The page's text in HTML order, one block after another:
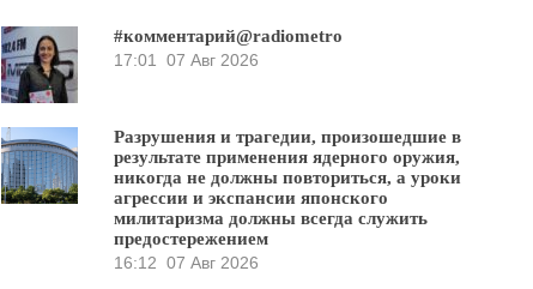
#комментарий@radiometro
17:01
07 Авг 2026
Разрушения и трагедии, произошедшие в
результате применения ядерного оружия,
никогда не должны повториться, а уроки
агрессии и экспансии японского
милитаризма должны всегда служить
предостережением
16:12 07 Авг 2026